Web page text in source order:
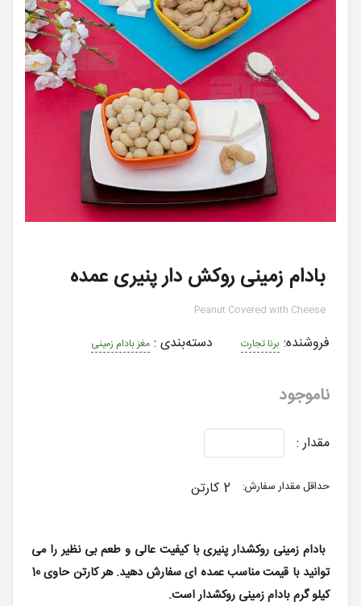
بادام زمینی روکش دار پنیری عمده
Peanut Covered with Cheese
فروشنده: برنا تجارت دسته‌بندی : مغز بادام زمینی
ناموجود
مقدار :
حداقل مقدار سفارش: 2 کارتن
بادام زمینی روکشدار پنیری با کیفیت عالی و طعم بی نظیر را می
توانید با قیمت مناسب عمده ای سفارش دهید. هر کارتن حاوی 10
کیلو گرم بادام زمینی روکشدار است.